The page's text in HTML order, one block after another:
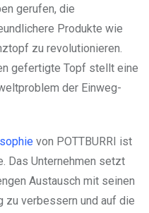
gerufen, die
Produkte wie
zu revolutionieren.
gefertigte Topf stellt eine
der Einweg-
von POTTBURRI ist
Das Unternehmen setzt
Austausch mit seinen
zu verbessern und auf die